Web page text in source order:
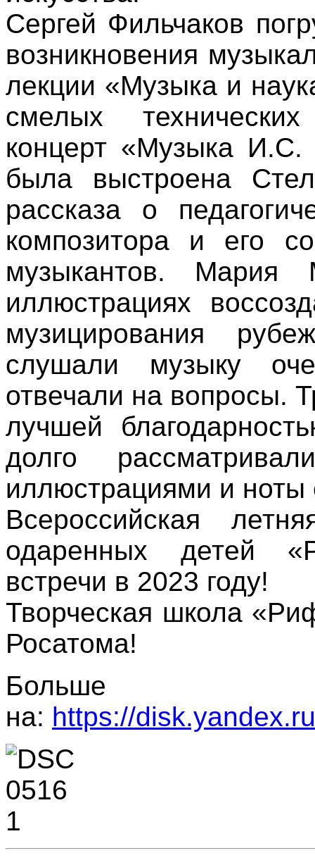
Сергей Фильчаков
возникновения
лекции «Музыка и
смелых
концерт «Музыка
была выстроена
рассказа о
композитора и его
музыкантов. Мария
иллюстрациях
музицирования
слушали музыку
отвечали на вопросы.
лучшей
долго
иллюстрациями и ноты
Всероссийская
одаренных детей
встречи в 2023 году!
Творческая школа
Росатома!
на: https://